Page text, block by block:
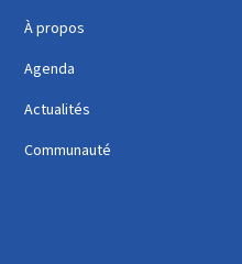
À propos
Agenda
Actualités
Communauté